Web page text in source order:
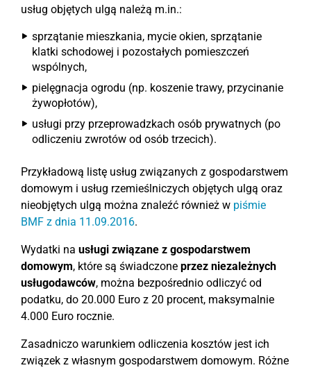
usług objętych ulgą należą m.in.:
sprzątanie mieszkania, mycie okien, sprzątanie
klatki schodowej i pozostałych pomieszczeń
wspólnych,
pielęgnacja ogrodu (np. koszenie trawy, przycinanie
żywopłotów),
usługi przy przeprowadzkach osób prywatnych (po
odliczeniu zwrotów od osób trzecich).
Przykładową listę usług związanych z gospodarstwem
domowym i usług rzemieślniczych objętych ulgą oraz
nieobjętych ulgą można znaleźć również w piśmie
BMF z dnia 11.09.2016.
Wydatki na usługi związane z gospodarstwem
domowym, które są świadczone przez niezależnych
usługodawców, można bezpośrednio odliczyć od
podatku, do 20.000 Euro z 20 procent, maksymalnie
4.000 Euro rocznie.
Zasadniczo warunkiem odliczenia kosztów jest ich
związek z własnym gospodarstwem domowym. Różne